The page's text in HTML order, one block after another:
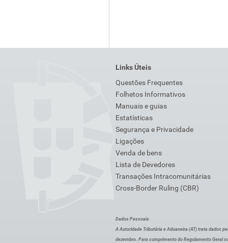
Links Úteis
Questões Frequentes
Folhetos Informativos
Manuais e guias
Estatísticas
Segurança e Privacidade
Ligações
Venda de bens
Lista de Devedores
Transações Intracomunitárias
Cross-Border Ruling (CBR)
Dados Pessoais
A Autoridade Tributária e Aduaneira (AT) trata dados
dezembro. Para cumprimento do Regulamento Geral